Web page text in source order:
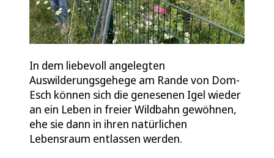
In dem liebevoll angelegten
Auswilderungsgehege am Rande von Dom-
Esch können sich die genesenen Igel wieder
an ein Leben in freier Wildbahn gewöhnen,
ehe sie dann in ihren natürlichen
Lebensraum entlassen werden.